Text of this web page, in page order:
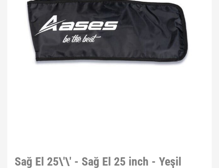
Sağ El 25\'\' - Sağ El 25 inch - Yeşil